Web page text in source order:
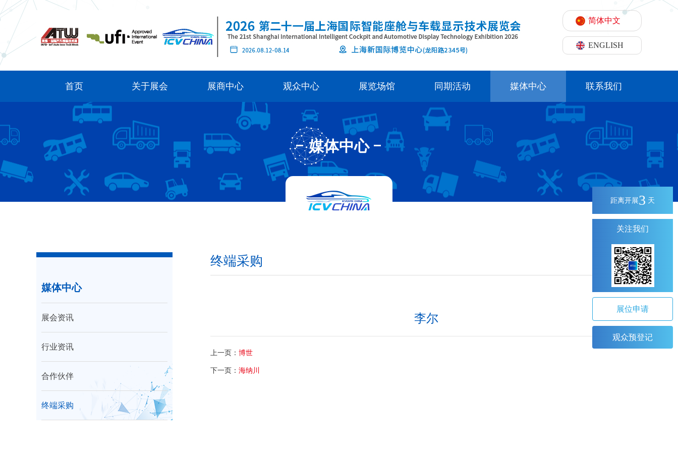
简体中文
ENGLISH
首页 关于展会 展商中心 观众中心 展览场馆 同期活动 媒体中心 联系我们
媒体中心
媒体中心
展会资讯
行业资讯
合作伙伴
终端采购
终端采购
李尔
上一页： 博世
下一页： 海纳川
距离开展3 天
关注我们
展位申请
观众预登记